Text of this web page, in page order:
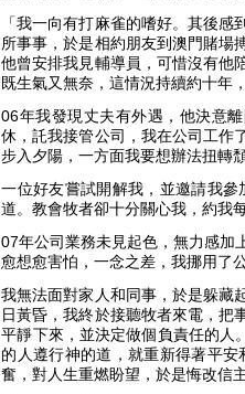
「我一向有打麻雀的嗜好。其後
所事事，於是相約朋友到澳門賭場
他曾安排我見輔導員，可惜沒有他
既生氣又無奈，這情況持續約十年
06年我發現丈夫有外遇，他決意
休，託我接管公司，我在公司工作
步入夕陽，一方面我要想辦法扭轉
一位好友嘗試開解我，並邀請我
道。教會牧者卻十分關心我，約我
07年公司業務未見起色，無力感加
愈想愈害怕，一念之差，我挪用了
我無法面對家人和同事，於是躲藏
日黃昏，我終於接聽牧者來電，把
平靜下來，並決定做個負責任的人
的人遵行神的道，就重新得著平
奮，對人生重燃盼望，於是悔改信